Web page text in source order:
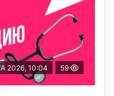
2026, 10:04 59